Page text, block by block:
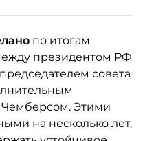
по итогам
президентом РФ
совета
Этими
на несколько лет,